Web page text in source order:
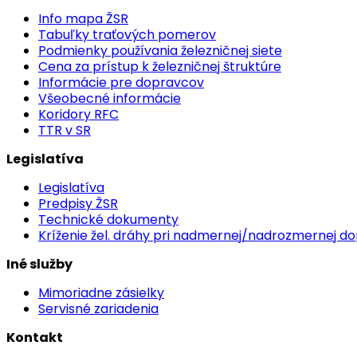
Info mapa ŽSR
Tabuľky traťových pomerov
Podmienky používania železničnej siete
Cena za prístup k železničnej štruktúre
Informácie pre dopravcov
Všeobecné informácie
Koridory RFC
TTR v SR
Legislatíva
Legislatíva
Predpisy ŽSR
Technické dokumenty
Kríženie žel. dráhy pri nadmernej/nadrozmernej
Iné služby
Mimoriadne zásielky
Servisné zariadenia
Kontakt